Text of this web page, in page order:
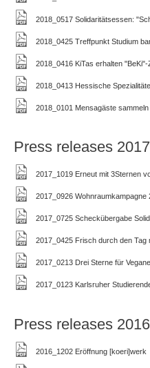
2018_0517 Solidaritätsessen:
2018_0425 Treffpunkt Studium
2018_0416 KiTas erhalten
2018_0413 Hessische
2018_0101 Mensagäste
Press releases 2017
2017_1019 Erneut mit 3Sternen
2017_0926
2017_0725 Scheckübergabe
2017_0425 Frisch durch den Tag
2017_0213 Drei Sterne für
2017_0123 Karlsruher
Press releases 2016
2016_1202 Eröffnung [koeri]werk